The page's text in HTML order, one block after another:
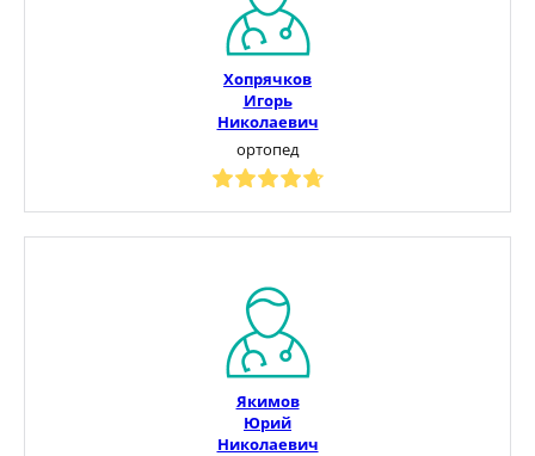
Хопрячков
Игорь
Николаевич
ортопед
Якимов
Юрий
Николаевич